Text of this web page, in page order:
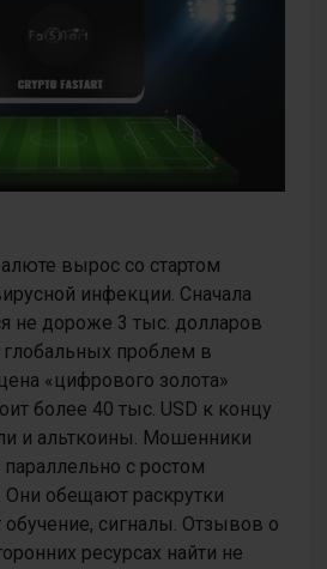
вырос со стартом
инфекции. Сначала
не дороже 3 тыс. долларов
проблем в
«цифрового золота»
более 40 тыс. USD к концу
и альткоины. Мошенники
с ростом
Они обещают раскрутки
обучение, сигналы. Отзывов о
ресурсах найти не